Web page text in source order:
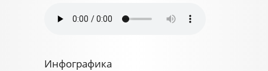
Инфографика